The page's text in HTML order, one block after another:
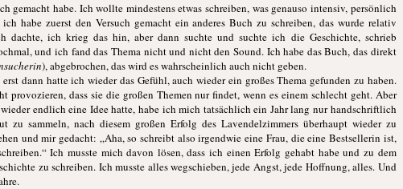
habe. Ich wollte mindestens etwas schreiben, was genauso intensiv, persönlich
habe zuerst den Versuch gemacht ein anderes Buch zu schreiben, das wurde relativ
dachte, ich krieg das hin, aber dann suchte und suchte ich die Geschichte, schrieb
und ich fand das Thema nicht und nicht den Sound. Ich habe das Buch, das direkt
), abgebrochen, das wird es wahrscheinlich auch nicht geben.
dann hatte ich wieder das Gefühl, auch wieder ein großes Thema gefunden zu haben.
dass sie die großen Themen nur findet, wenn es einem schlecht geht. Aber
endlich eine Idee hatte, habe ich mich tatsächlich ein Jahr lang nur handschriftlich
sammeln, nach diesem großen Erfolg des Lavendelzimmers überhaupt wieder zu
und mir gedacht: „Aha, so schreibt also irgendwie eine Frau, die eine Bestsellerin ist,
Ich musste mich davon lösen, dass ich einen Erfolg gehabt habe und zu dem
zu schreiben. Ich musste alles wegschieben, jede Angst, jede Hoffnung, alles. Und